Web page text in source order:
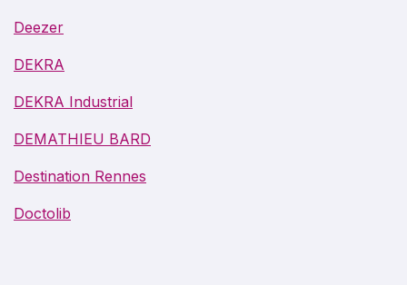
Deezer
DEKRA
DEKRA Industrial
DEMATHIEU BARD
Destination Rennes
Doctolib